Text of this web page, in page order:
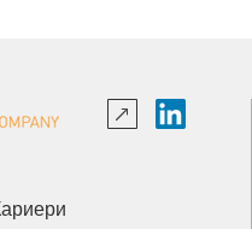
Кариери